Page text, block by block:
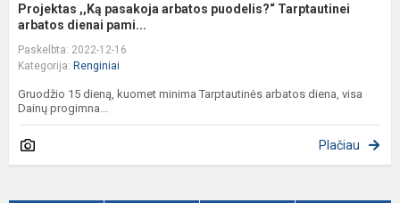
Projektas ,,Ką pasakoja arbatos puodelis?“ Tarptautinei
arbatos dienai pami...
Paskelbta: 2022-12-16
Kategorija: Renginiai
Gruodžio 15 dieną, kuomet minima Tarptautinės arbatos diena, visa
Dainų progimna...
Plačiau